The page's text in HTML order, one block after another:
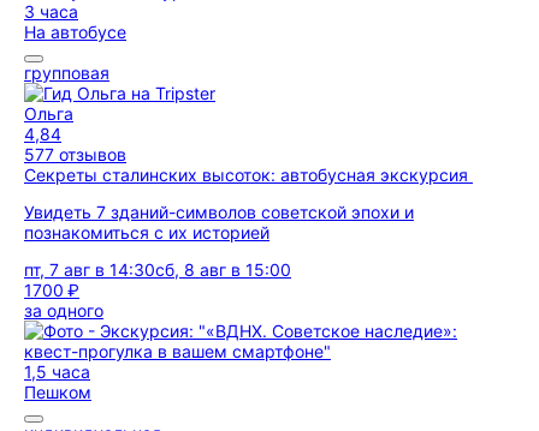
3 часа
На автобусе
групповая
Ольга
4,84
577 отзывов
Секреты сталинских высоток: автобусная экскурсия
Увидеть 7 зданий-символов советской эпохи и
познакомиться с их историей
пт, 7 авг в 14:30сб, 8 авг в 15:00
1700 ₽
за одного
1,5 часа
Пешком